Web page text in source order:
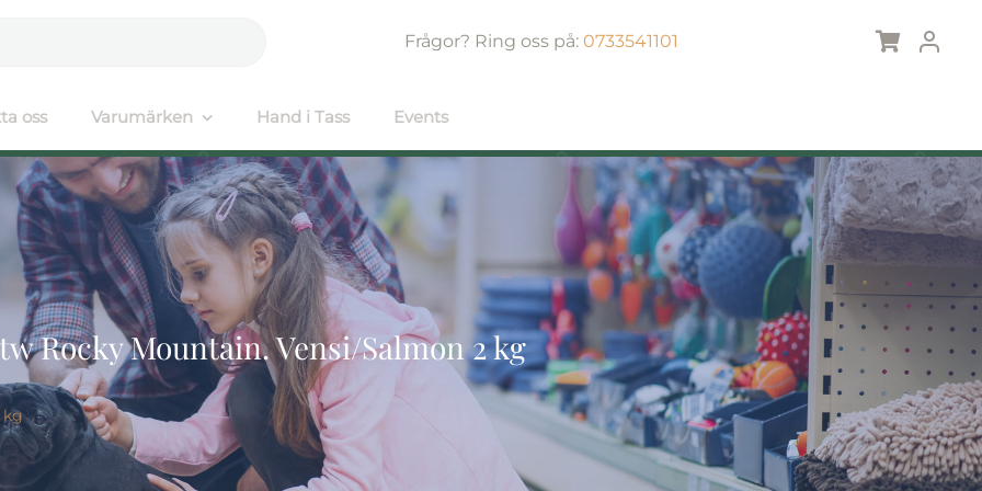
Frågor? Ring oss på: 0733541101
oss Varumärken Hand i Tass Events
Rocky Mountain. Vensi/Salmon 2 kg
kg